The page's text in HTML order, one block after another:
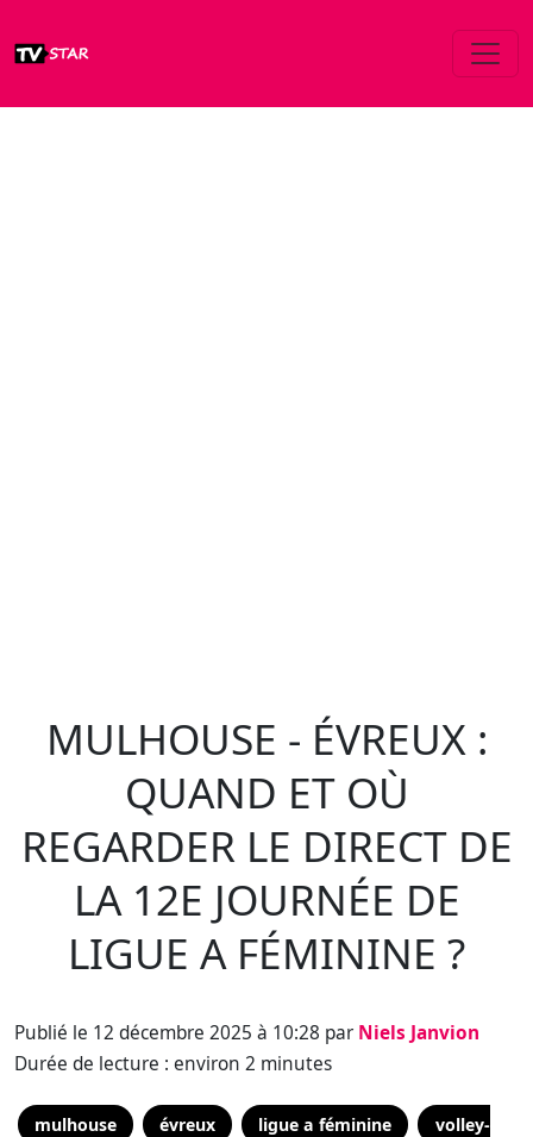
MULHOUSE - ÉVREUX :
QUAND ET OÙ
REGARDER LE DIRECT DE
LA 12E JOURNÉE DE
LIGUE A FÉMININE ?
Publié le 12 décembre 2025 à 10:28 par Niels Janvion
Durée de lecture : environ 2 minutes
mulhouse évreux ligue a féminine volley-